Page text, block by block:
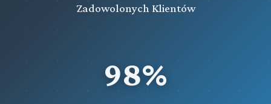
Zadowolonych Klientów
98%